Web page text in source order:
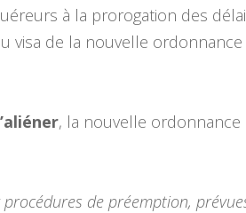
à la prorogation des
visa de la nouvelle
, la nouvelle
de préemption,